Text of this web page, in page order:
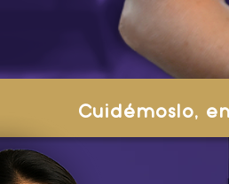
Cuidémoslo,